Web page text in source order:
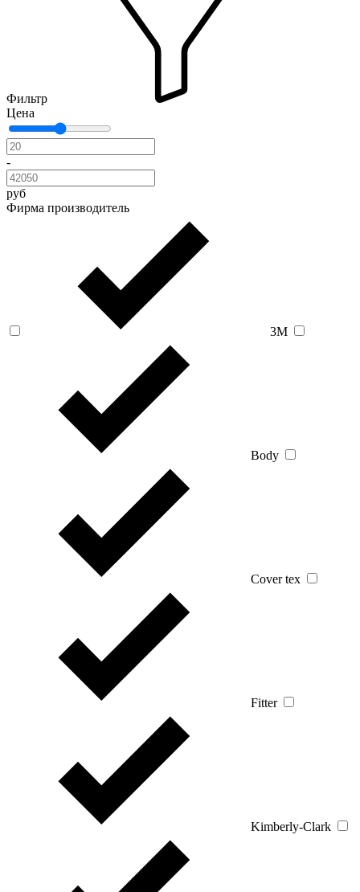
Фильтр
Цена
-
руб
Фирма производитель
3M
Body
Cover tex
Fitter
Kimberly-Clark